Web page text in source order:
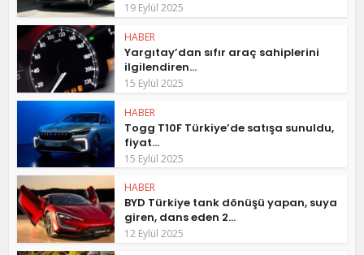
19 Eylül 2025
HABER
Yargıtay’dan sıfır araç sahiplerini
ilgilendiren...
15 Eylül 2025
HABER
Togg T10F Türkiye’de satışa sunuldu,
fiyat...
15 Eylül 2025
HABER
BYD Türkiye tank dönüşü yapan, suya
giren, dans eden 2...
12 Eylül 2025